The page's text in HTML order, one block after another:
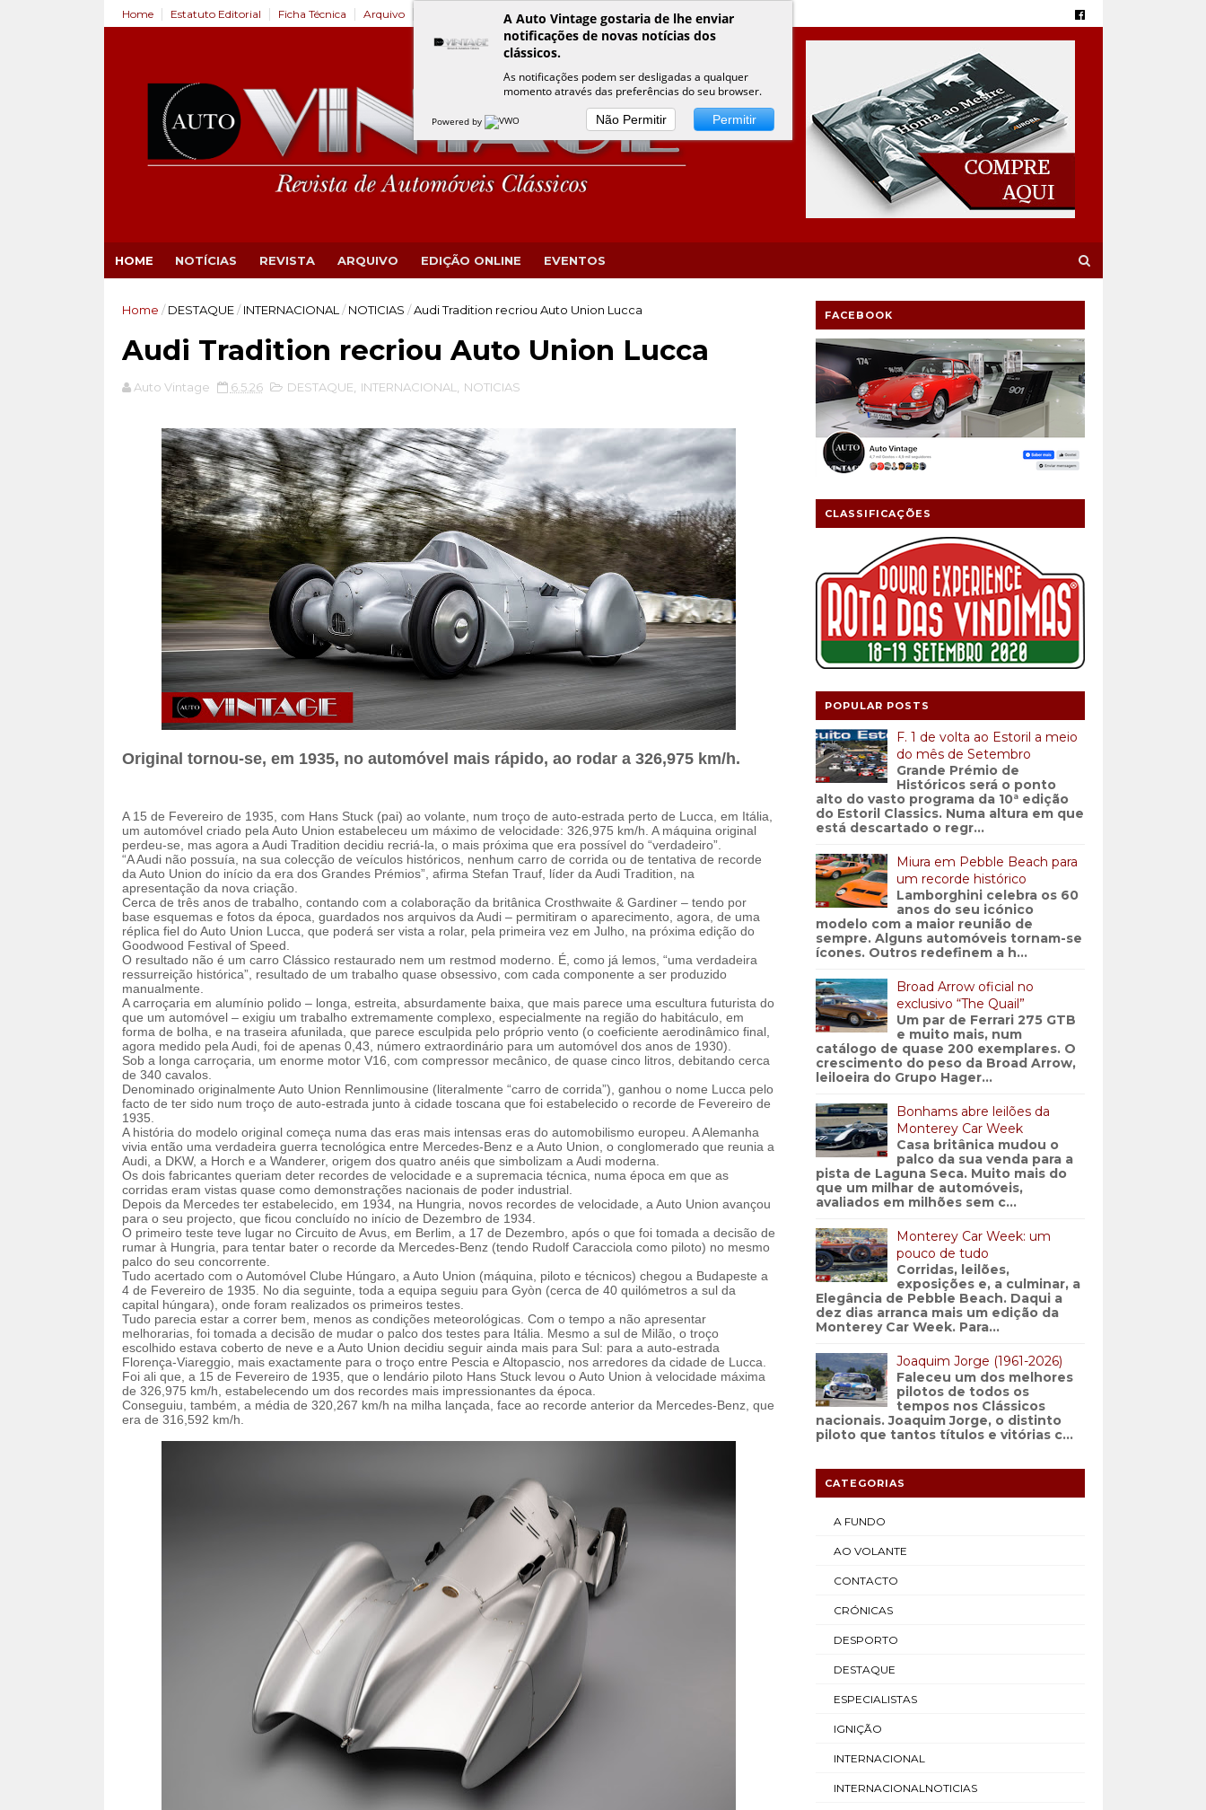
Home Estatuto Editorial Ficha Técnica Arquivo Eventos VINTAGE Política de Privacidade
HOME NOTÍCIAS REVISTA ARQUIVO EDIÇÃO ONLINE EVENTOS
Home / DESTAQUE / INTERNACIONAL / NOTICIAS / Audi Tradition recriou Auto Union Lucca
Audi Tradition recriou Auto Union Lucca
Auto Vintage 6.5.26 DESTAQUE INTERNACIONAL NOTICIAS
Original tornou-se, em 1935, no automóvel mais rápido, ao rodar a 326,975 km/h.
A 15 de Fevereiro de 1935, com Hans Stuck (pai) ao volante, num troço de auto-estrada perto de Lucca, em Itália,
um automóvel criado pela Auto Union estabeleceu um máximo de velocidade: 326,975 km/h. A máquina original
perdeu-se, mas agora a Audi Tradition decidiu recriá-la, o mais próxima que era possível do “verdadeiro”.
“A Audi não possuía, na sua colecção de veículos históricos, nenhum carro de corrida ou de tentativa de recorde
da Auto Union do início da era dos Grandes Prémios”, afirma Stefan Trauf, líder da Audi Tradition, na
apresentação da nova criação.
Cerca de três anos de trabalho, contando com a colaboração da britânica Crosthwaite & Gardiner – tendo por
base esquemas e fotos da época, guardados nos arquivos da Audi – permitiram o aparecimento, agora, de uma
réplica fiel do Auto Union Lucca, que poderá ser vista a rolar, pela primeira vez em Julho, na próxima edição do
Goodwood Festival of Speed.
O resultado não é um carro Clássico restaurado nem um restmod moderno. É, como já lemos, “uma verdadeira
ressurreição histórica”, resultado de um trabalho quase obsessivo, com cada componente a ser produzido
manualmente.
A carroçaria em alumínio polido – longa, estreita, absurdamente baixa, que mais parece uma escultura futurista do
que um automóvel – exigiu um trabalho extremamente complexo, especialmente na região do habitáculo, em
forma de bolha, e na traseira afunilada, que parece esculpida pelo próprio vento (o coeficiente aerodinâmico final,
agora medido pela Audi, foi de apenas 0,43, número extraordinário para um automóvel dos anos de 1930).
Sob a longa carroçaria, um enorme motor V16, com compressor mecânico, de quase cinco litros, debitando cerca
de 340 cavalos.
Denominado originalmente Auto Union Rennlimousine (literalmente “carro de corrida”), ganhou o nome Lucca pelo
facto de ter sido num troço de auto-estrada junto à cidade toscana que foi estabelecido o recorde de Fevereiro de
1935.
A história do modelo original começa numa das eras mais intensas eras do automobilismo europeu. A Alemanha
vivia então uma verdadeira guerra tecnológica entre Mercedes-Benz e a Auto Union, o conglomerado que reunia a
Audi, a DKW, a Horch e a Wanderer, origem dos quatro anéis que simbolizam a Audi moderna.
Os dois fabricantes queriam deter recordes de velocidade e a supremacia técnica, numa época em que as
corridas eram vistas quase como demonstrações nacionais de poder industrial.
Depois da Mercedes ter estabelecido, em 1934, na Hungria, novos recordes de velocidade, a Auto Union avançou
para o seu projecto, que ficou concluído no início de Dezembro de 1934.
O primeiro teste teve lugar no Circuito de Avus, em Berlim, a 17 de Dezembro, após o que foi tomada a decisão de
rumar à Hungria, para tentar bater o recorde da Mercedes-Benz (tendo Rudolf Caracciola como piloto) no mesmo
palco do seu concorrente.
Tudo acertado com o Automóvel Clube Húngaro, a Auto Union (máquina, piloto e técnicos) chegou a Budapeste a
4 de Fevereiro de 1935. No dia seguinte, toda a equipa seguiu para Gyòn (cerca de 40 quilómetros a sul da
capital húngara), onde foram realizados os primeiros testes.
Tudo parecia estar a correr bem, menos as condições meteorológicas. Com o tempo a não apresentar
melhorarias, foi tomada a decisão de mudar o palco dos testes para Itália. Mesmo a sul de Milão, o troço
escolhido estava coberto de neve e a Auto Union decidiu seguir ainda mais para Sul: para a auto-estrada
Florença-Viareggio, mais exactamente para o troço entre Pescia e Altopascio, nos arredores da cidade de Lucca.
Foi ali que, a 15 de Fevereiro de 1935, que o lendário piloto Hans Stuck levou o Auto Union à velocidade máxima
de 326,975 km/h, estabelecendo um dos recordes mais impressionantes da época.
Conseguiu, também, a média de 320,267 km/h na milha lançada, face ao recorde anterior da Mercedes-Benz, que
era de 316,592 km/h.
FACEBOOK
CLASSIFICAÇÕES
POPULAR POSTS
F. 1 de volta ao Estoril a meio
do mês de Setembro
Grande Prémio de
Históricos será o ponto
alto do vasto programa da 10ª edição
do Estoril Classics. Numa altura em que
está descartado o regr...
Miura em Pebble Beach para
um recorde histórico
Lamborghini celebra os 60
anos do seu icónico
modelo com a maior reunião de
sempre. Alguns automóveis tornam-se
ícones. Outros redefinem a h...
Broad Arrow oficial no
exclusivo “The Quail”
Um par de Ferrari 275 GTB
e muito mais, num
catálogo de quase 200 exemplares. O
crescimento do peso da Broad Arrow,
leiloeira do Grupo Hager...
Bonhams abre leilões da
Monterey Car Week
Casa britânica mudou o
palco da sua venda para a
pista de Laguna Seca. Muito mais do
que um milhar de automóveis,
avaliados em milhões sem c...
Monterey Car Week: um
pouco de tudo
Corridas, leilões,
exposições e, a culminar, a
Elegância de Pebble Beach. Daqui a
dez dias arranca mais um edição da
Monterey Car Week. Para...
Joaquim Jorge (1961-2026)
Faleceu um dos melhores
pilotos de todos os
tempos nos Clássicos
nacionais. Joaquim Jorge, o distinto
piloto que tantos títulos e vitórias c...
CATEGORIAS
A FUNDO
AO VOLANTE
CONTACTO
CRÓNICAS
DESPORTO
DESTAQUE
ESPECIALISTAS
IGNIÇÃO
INTERNACIONAL
INTERNACIONALNOTICIAS
A Auto Vintage gostaria de lhe enviar
notificações de novas notícias dos
clássicos.
As notificações podem ser desligadas a qualquer
momento através das preferências do seu browser.
Powered by Não Permitir Permitir